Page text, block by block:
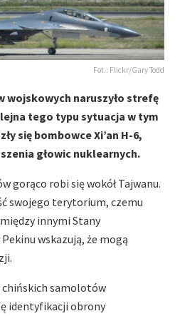
Fot.: Flickr/Gary Todd
wojskowych naruszyło strefę
tego typu sytuacja w tym
się bombowce Xi’an H-6,
głowic nuklearnych.
gorąco robi się wokół Tajwanu.
swojego terytorium, czemu
innymi Stany
wskazują, że mogą
chińskich samolotów
identyfikacji obrony